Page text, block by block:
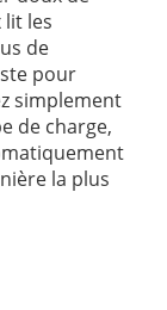
les
de
pour
simplement
de charge,
la plus